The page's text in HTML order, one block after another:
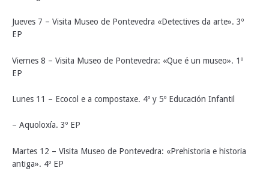
Jueves 7 – Visita Museo de Pontevedra «Detectives da arte». 3º
EP
Viernes 8 – Visita Museo de Pontevedra: «Que é un museo». 1º
EP
Lunes 11 – Ecocol e a compostaxe. 4º y 5º Educación Infantil
– Aquoloxía. 3º EP
Martes 12 – Visita Museo de Pontevedra: «Prehistoria e historia
antiga». 4º EP